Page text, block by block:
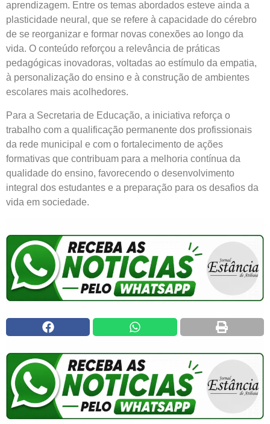
aprendizagem. Entre os temas abordados esteve ainda a
plasticidade neural, que se refere à capacidade do cérebro
de se reorganizar e formar novas conexões ao longo da
vida. O conteúdo reforçou a relevância de práticas
pedagógicas inovadoras, voltadas ao estímulo da empatia,
à personalização do ensino e à construção de ambientes
escolares mais acolhedores.
Para a Secretaria de Educação, a iniciativa reforça o
trabalho com a qualificação permanente dos profissionais
da rede municipal e com o fortalecimento de ações
formativas que contribuam para a melhoria contínua da
qualidade do ensino, favorecendo o desenvolvimento
integral dos estudantes e a preparação para os desafios da
vida em sociedade.